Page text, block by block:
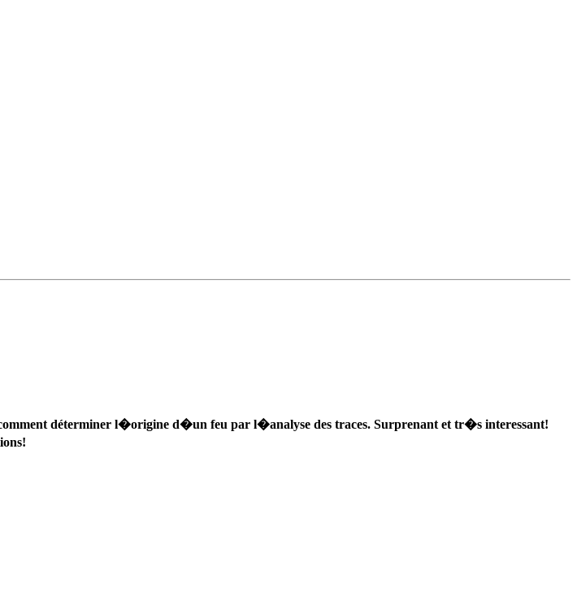
déterminer l�origine d�un feu par l�analyse des traces. Surprenant et tr�s interessant!